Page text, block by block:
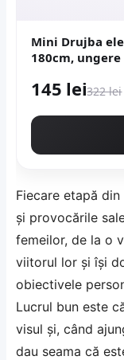
Mini Drujba
180cm,
145 lei322 lei
Fiecare etapă
și provocările
femeilor, de la o
viitorul lor și își
obiectivele
Lucrul bun este
visul și, când
dau seama că